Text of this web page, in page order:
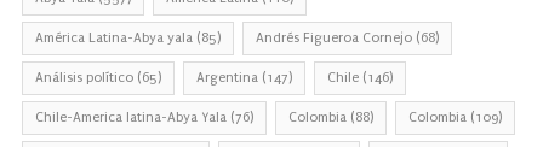
América Latina-Abya yala (85) Andrés Figueroa Cornejo (68)
Análisis político (65) Argentina (147) Chile (146)
Chile-America latina-Abya Yala (76) Colombia (88) Colombia (109)